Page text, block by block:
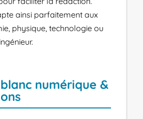
ainsi parfaitement aux
physique, technologie ou
.
numérique &